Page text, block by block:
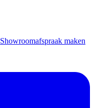
Showroomafspraak maken